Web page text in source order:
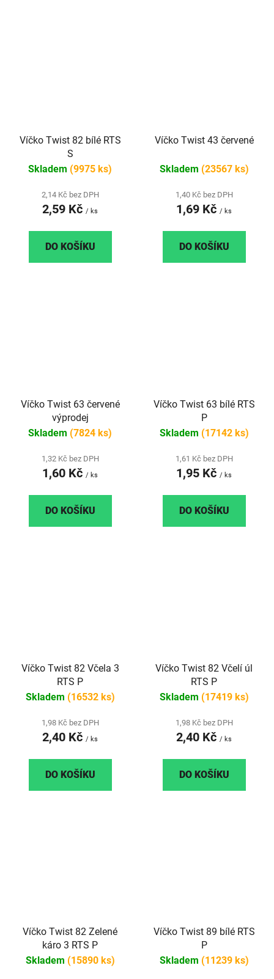
Víčko Twist 82 bílé RTS
S
Skladem (9975 ks)
2,14 Kč bez DPH
2,59 Kč / ks
DO KOŠÍKU
Víčko Twist 43 červené
Skladem (23567 ks)
1,40 Kč bez DPH
1,69 Kč / ks
DO KOŠÍKU
Víčko Twist 63 červené
výprodej
Skladem (7824 ks)
1,32 Kč bez DPH
1,60 Kč / ks
DO KOŠÍKU
Víčko Twist 63 bílé RTS
P
Skladem (17142 ks)
1,61 Kč bez DPH
1,95 Kč / ks
DO KOŠÍKU
Víčko Twist 82 Včela 3
RTS P
Skladem (16532 ks)
1,98 Kč bez DPH
2,40 Kč / ks
DO KOŠÍKU
Víčko Twist 82 Včelí úl
RTS P
Skladem (17419 ks)
1,98 Kč bez DPH
2,40 Kč / ks
DO KOŠÍKU
Víčko Twist 82 Zelené
káro 3 RTS P
Skladem (15890 ks)
Víčko Twist 89 bílé RTS
P
Skladem (11239 ks)